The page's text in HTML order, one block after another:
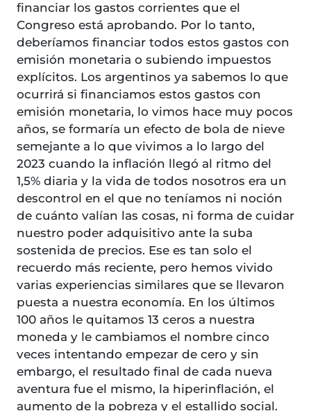
financiar los gastos corrientes que el
Congreso está aprobando. Por lo tanto,
deberíamos financiar todos estos gastos con
emisión monetaria o subiendo impuestos
explícitos. Los argentinos ya sabemos lo que
ocurrirá si financiamos estos gastos con
emisión monetaria, lo vimos hace muy pocos
años, se formaría un efecto de bola de nieve
semejante a lo que vivimos a lo largo del
2023 cuando la inflación llegó al ritmo del
1,5% diaria y la vida de todos nosotros era un
descontrol en el que no teníamos ni noción
de cuánto valían las cosas, ni forma de cuidar
nuestro poder adquisitivo ante la suba
sostenida de precios. Ese es tan solo el
recuerdo más reciente, pero hemos vivido
varias experiencias similares que se llevaron
puesta a nuestra economía. En los últimos
100 años le quitamos 13 ceros a nuestra
moneda y le cambiamos el nombre cinco
veces intentando empezar de cero y sin
embargo, el resultado final de cada nueva
aventura fue el mismo, la hiperinflación, el
aumento de la pobreza y el estallido social.